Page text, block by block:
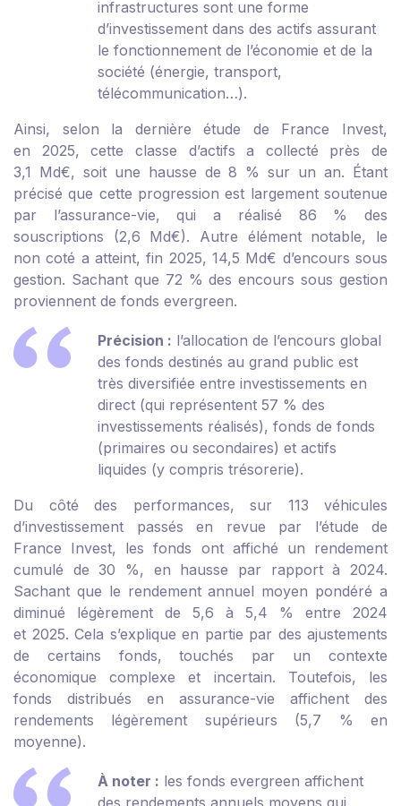
infrastructures sont une forme
d’investissement dans des actifs assurant
le fonctionnement de l’économie et de la
société (énergie, transport,
télécommunication…).
Ainsi, selon la dernière étude de France Invest,
en 2025, cette classe d’actifs a collecté près de
3,1 Md€, soit une hausse de 8 % sur un an. Étant
précisé que cette progression est largement soutenue
par l’assurance-vie, qui a réalisé 86 % des
souscriptions (2,6 Md€). Autre élément notable, le
non coté a atteint, fin 2025, 14,5 Md€ d’encours sous
gestion. Sachant que 72 % des encours sous gestion
proviennent de fonds evergreen.
Précision : l’allocation de l’encours global
des fonds destinés au grand public est
très diversifiée entre investissements en
direct (qui représentent 57 % des
investissements réalisés), fonds de fonds
(primaires ou secondaires) et actifs
liquides (y compris trésorerie).
Du côté des performances, sur 113 véhicules
d’investissement passés en revue par l’étude de
France Invest, les fonds ont affiché un rendement
cumulé de 30 %, en hausse par rapport à 2024.
Sachant que le rendement annuel moyen pondéré a
diminué légèrement de 5,6 à 5,4 % entre 2024
et 2025. Cela s’explique en partie par des ajustements
de certains fonds, touchés par un contexte
économique complexe et incertain. Toutefois, les
fonds distribués en assurance-vie affichent des
rendements légèrement supérieurs (5,7 % en
moyenne).
À noter : les fonds evergreen affichent